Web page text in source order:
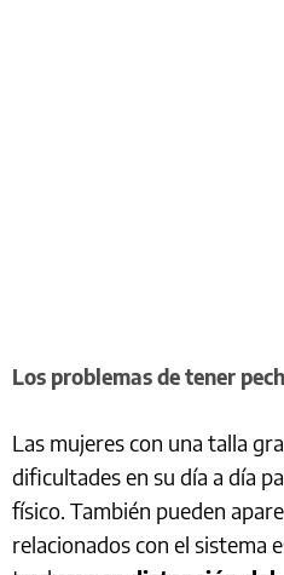
Los problemas de tener
Las mujeres con una talla
dificultades en su día a día
físico. También pueden
relacionados con el sistema